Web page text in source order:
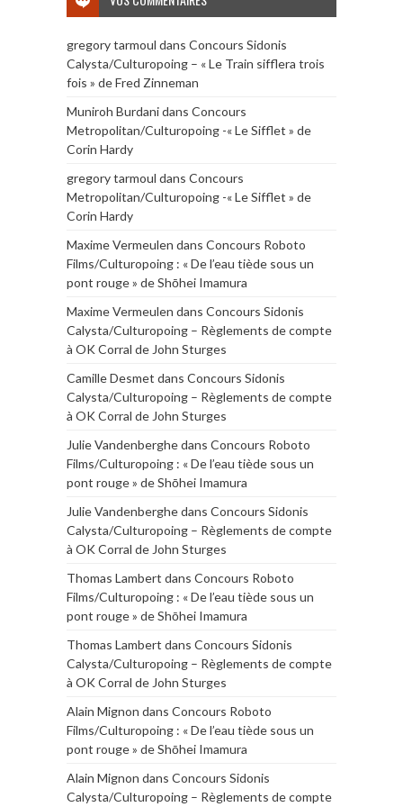
gregory tarmoul dans Concours Sidonis
Calysta/Culturopoing – « Le Train sifflera trois
fois » de Fred Zinneman
Muniroh Burdanidans Concours
Metropolitan/Culturopoing -« Le Sifflet » de
Corin Hardy
gregory tarmoul dans Concours
Metropolitan/Culturopoing -« Le Sifflet » de
Corin Hardy
Maxime Vermeulen dans Concours Roboto
Films/Culturopoing : « De l’eau tiède sous un
pont rouge » de Shōhei Imamura
Maxime Vermeulen dans Concours Sidonis
Calysta/Culturopoing – Règlements de compte
à OK Corral de John Sturges
Camille Desmet dans Concours Sidonis
Calysta/Culturopoing – Règlements de compte
à OK Corral de John Sturges
Julie Vandenberghedans Concours Roboto
Films/Culturopoing : « De l’eau tiède sous un
pont rouge » de Shōhei Imamura
Julie Vandenberghedans Concours Sidonis
Calysta/Culturopoing – Règlements de compte
à OK Corral de John Sturges
Thomas Lambert dans Concours Roboto
Films/Culturopoing : « De l’eau tiède sous un
pont rouge » de Shōhei Imamura
Thomas Lambert dans Concours Sidonis
Calysta/Culturopoing – Règlements de compte
à OK Corral de John Sturges
Alain Mignon dans Concours Roboto
Films/Culturopoing : « De l’eau tiède sous un
pont rouge » de Shōhei Imamura
Alain Mignon dans Concours Sidonis
Calysta/Culturopoing – Règlements de compte